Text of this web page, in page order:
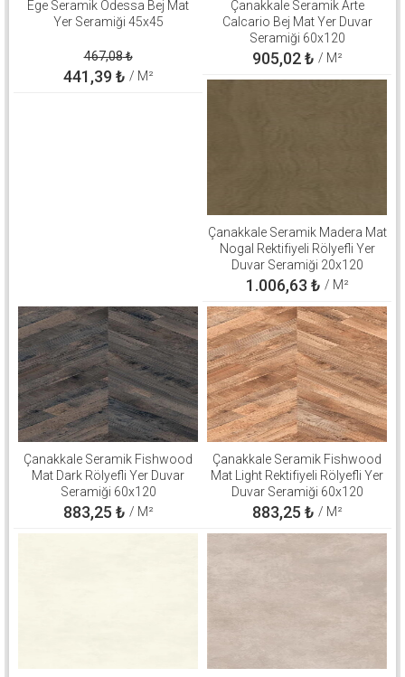
Ege Seramik Odessa Bej Mat
Yer Seramiği 45x45
467,08₺
441,39₺ / M²
Çanakkale Seramik Arte
Calcario Bej Mat Yer Duvar
Seramiği 60x120
310100906646
905,02₺ / M²
Çanakkale Seramik Madera Mat
Nogal Rektifiyeli Rölyefli Yer
Duvar Seramiği 20x120
310100503267
1.006,63 ₺ / M²
Çanakkale Seramik Fishwood
Mat Dark Rölyefli Yer Duvar
Seramiği 60x120
310100503126
883,25 ₺ / M²
Çanakkale Seramik Fishwood
Mat Light Rektifiyeli Rölyefli Yer
Duvar Seramiği 60x120
310100503125
883,25 ₺ / M²